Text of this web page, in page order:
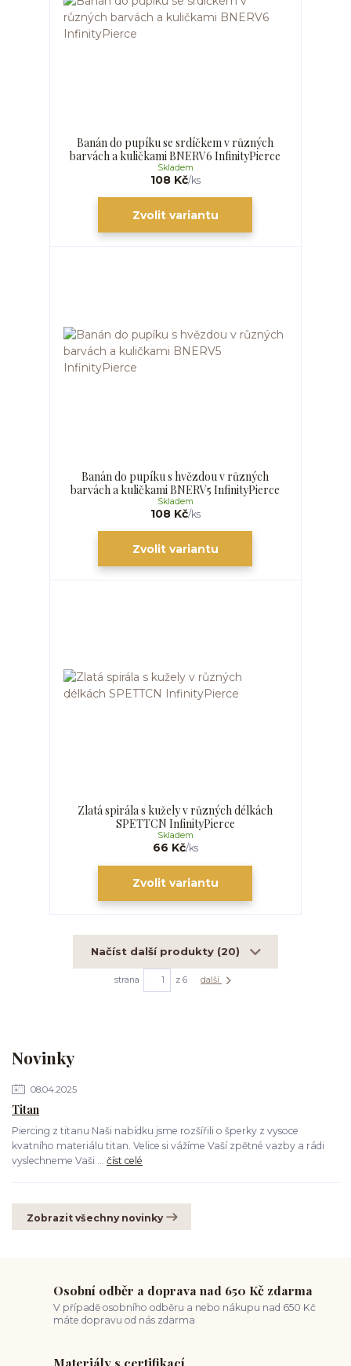
Novinky
08.04.2025
Titan
Piercing z titanu Naši nabídku jsme rozšířili o šperky z vysoce
kvatního materiálu titan. Velice si vážíme Vaší zpětné vazby a rádi
vyslechneme Vaši ... číst celé
Zobrazit všechny novinky
Banán do pupíku se srdíčkem v různých
barvách a kuličkami BNERV6 InfinityPierce
108 Kč/ks
Skladem
Zvolit variantu
Banán do pupíku s hvězdou v různých
barvách a kuličkami BNERV5 InfinityPierce
108 Kč/ks
Skladem
Zvolit variantu
Zlatá spirála s kužely v různých délkách
SPETTCN InfinityPierce
66 Kč/ks
Skladem
Zvolit variantu
Načíst další produkty (20)
strana z 6 další
Osobní odběr a doprava nad 650 Kč zdarma
V případě osobního odběru a nebo nákupu nad 650 Kč
máte dopravu od nás zdarma
Materiály s certifikací